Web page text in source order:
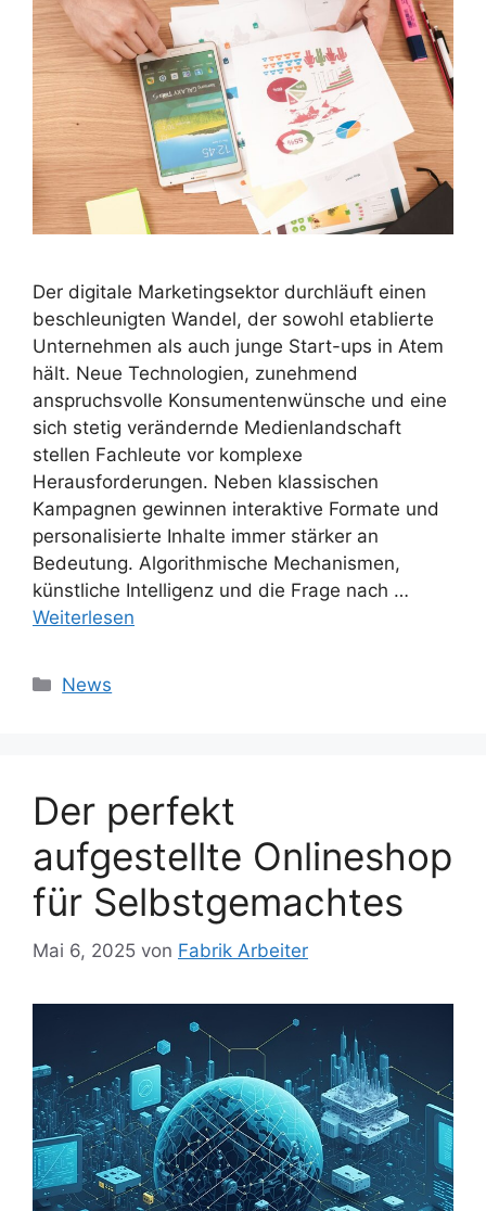
Der digitale Marketingsektor durchläuft einen
beschleunigten Wandel, der sowohl etablierte
Unternehmen als auch junge Start-ups in Atem
hält. Neue Technologien, zunehmend
anspruchsvolle Konsumentenwünsche und eine
sich stetig verändernde Medienlandschaft
stellen Fachleute vor komplexe
Herausforderungen. Neben klassischen
Kampagnen gewinnen interaktive Formate und
personalisierte Inhalte immer stärker an
Bedeutung. Algorithmische Mechanismen,
künstliche Intelligenz und die Frage nach …
Weiterlesen
Kategorien
News
Der perfekt
aufgestellte Onlineshop
für Selbstgemachtes
Mai 6, 2025 von Fabrik Arbeiter